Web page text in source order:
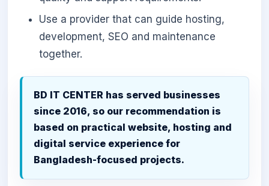
Use a provider that can guide hosting,
development, SEO and maintenance
together.
BD IT CENTER has served businesses
since 2016, so our recommendation is
based on practical website, hosting and
digital service experience for
Bangladesh-focused projects.